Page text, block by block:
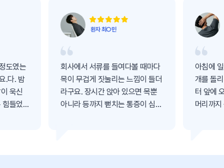
도였는
.다. 밤
욱신
힘들었
환자 최○민
회사에서 서류를 들여다볼 때마다
목이 무겁게 짓눌리는 느낌이 들더
라구요. 장시간 앉아 있으면 목뿐
아니라 등까지 뻗치는 통증이 심했
습니다.
아침에
개를 돌리
터 앞에
머리까
니다.